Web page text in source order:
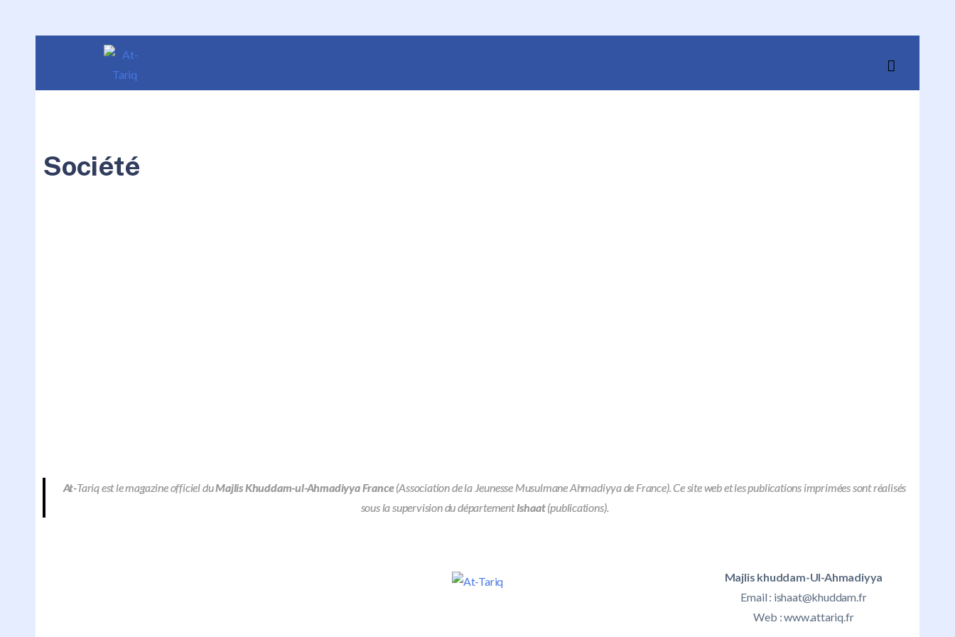
Société
At-Tariq est le magazine officiel duMajlis Khuddam-ul-Ahmadiyya France(Association de la Jeunesse Musulmane Ahmadiyya de France). Ce site web et les publications imprimées sont réalisés
sous la supervision du départementIshaat(publications).
Majlis khuddam-Ul-Ahmadiyya
Email : ishaat@khuddam.fr
Web : www.attariq.fr